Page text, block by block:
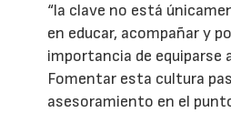
“la clave no está
en educar, acompañar y
importancia de equiparse
Fomentar esta cultura
asesoramiento en el